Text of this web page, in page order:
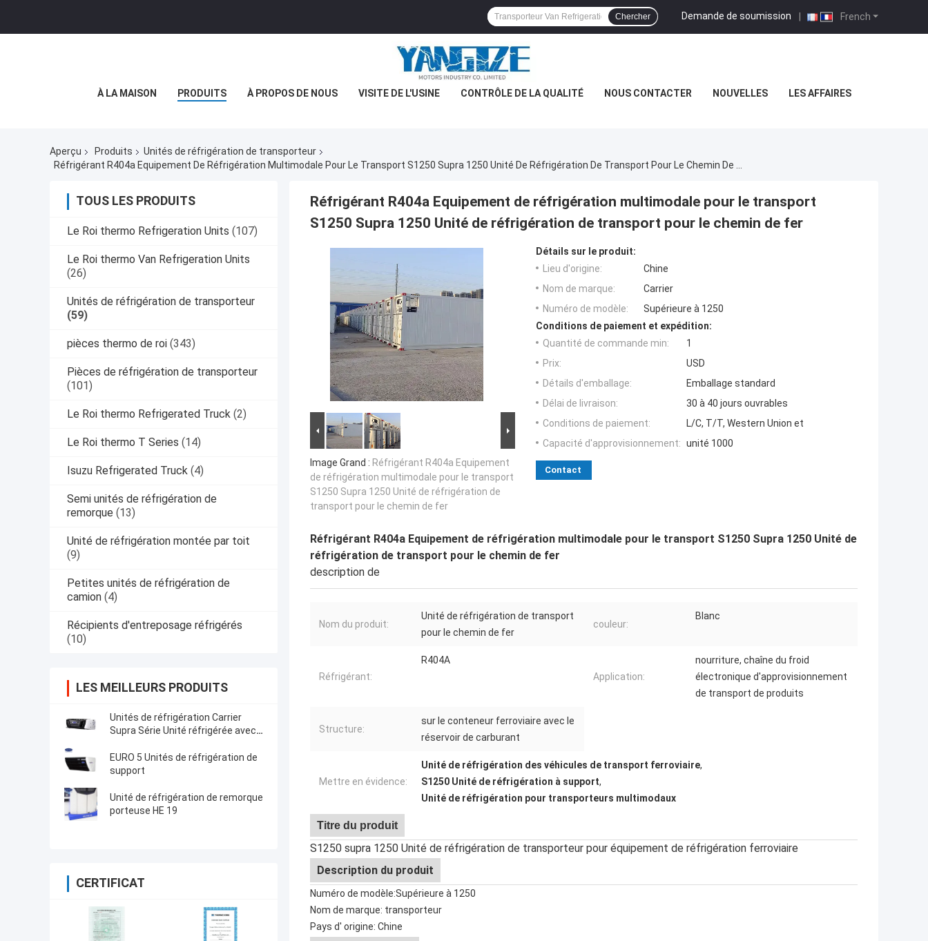
French
Demande de soumission |
Chercher
À LA MAISON PRODUITS À PROPOS DE NOUS VISITE DE L'USINE CONTRÔLE DE LA QUALITÉ NOUS CONTACTER NOUVELLES LES AFFAIRES
Aperçu Produits
Unités de réfrigération de transporteur
TOUS LES PRODUITS
Le Roi thermo Refrigeration Units (107)
Le Roi thermo Van Refrigeration Units
(26)
Unités de réfrigération de transporteur
(59)
pièces thermo de roi (343)
Pièces de réfrigération de transporteur
(101)
Le Roi thermo Refrigerated Truck (2)
Le Roi thermo T Series (14)
Isuzu Refrigerated Truck (4)
Semi unités de réfrigération de
remorque (13)
Unité de réfrigération montée par toit
(9)
Petites unités de réfrigération de
camion (4)
Récipients d'entreposage réfrigérés
(10)
LES MEILLEURS PRODUITS
Unités de réfrigération Carrier
Supra Série Unité réfrigérée avec
refroidissement 12000 Watts et
conception robuste
EURO 5 Unités de réfrigération de
support
Unité de réfrigération de remorque
porteuse HE 19
CERTIFICAT
Réfrigérant R404a Equipement de réfrigération multimodale pour le transport
S1250 Supra 1250 Unité de réfrigération de transport pour le chemin de fer
Image Grand : Réfrigérant R404a Equipement
de réfrigération multimodale pour le transport
S1250 Supra 1250 Unité de réfrigération de
transport pour le chemin de fer
Détails sur le produit:
Lieu d'origine:
Chine
Nom de marque:
Carrier
Numéro de modèle:
Supérieure à 1250
Conditions de paiement et expédition:
Quantité de commande min:
1
Prix:
USD
Détails d'emballage:
Emballage standard
Délai de livraison:
30 à 40 jours ouvrables
Conditions de paiement:
L/C, T/T, Western Union et
Capacité d'approvisionnement: unité 1000
Contact
Réfrigérant R404a Equipement de réfrigération multimodale pour le transport S1250 Supra 1250 Unité de
réfrigération de transport pour le chemin de fer
description de
Nom du produit:
Unité de réfrigération de transport
pour le chemin de fer
couleur:
Blanc
Réfrigérant:
R404A
Application:
nourriture, chaîne du froid
électronique d'approvisionnement
de transport de produits
Structure:
sur le conteneur ferroviaire avec le
réservoir de carburant
Mettre en évidence:
Unité de réfrigération des véhicules de transport ferroviaire,
S1250 Unité de réfrigération à support,
Unité de réfrigération pour transporteurs multimodaux
Titre du produit
S1250 supra 1250 Unité de réfrigération de transporteur pour équipement de réfrigération ferroviaire
Description du produit
Numéro de modèle:Supérieure à 1250
Nom de marque: transporteur
Pays d' origine: Chine